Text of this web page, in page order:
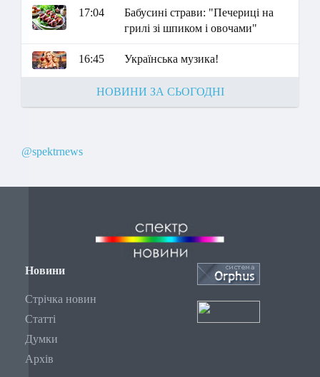
17:04
Бабусині страви: "Печериці на
грилі зі шпиком і овочами"
16:45 Українська музика!
НОВИНИ ЗА СЬОГОДНІ
@spektrnews
Новини
Стрічка новин
Статті
Думки
Архів